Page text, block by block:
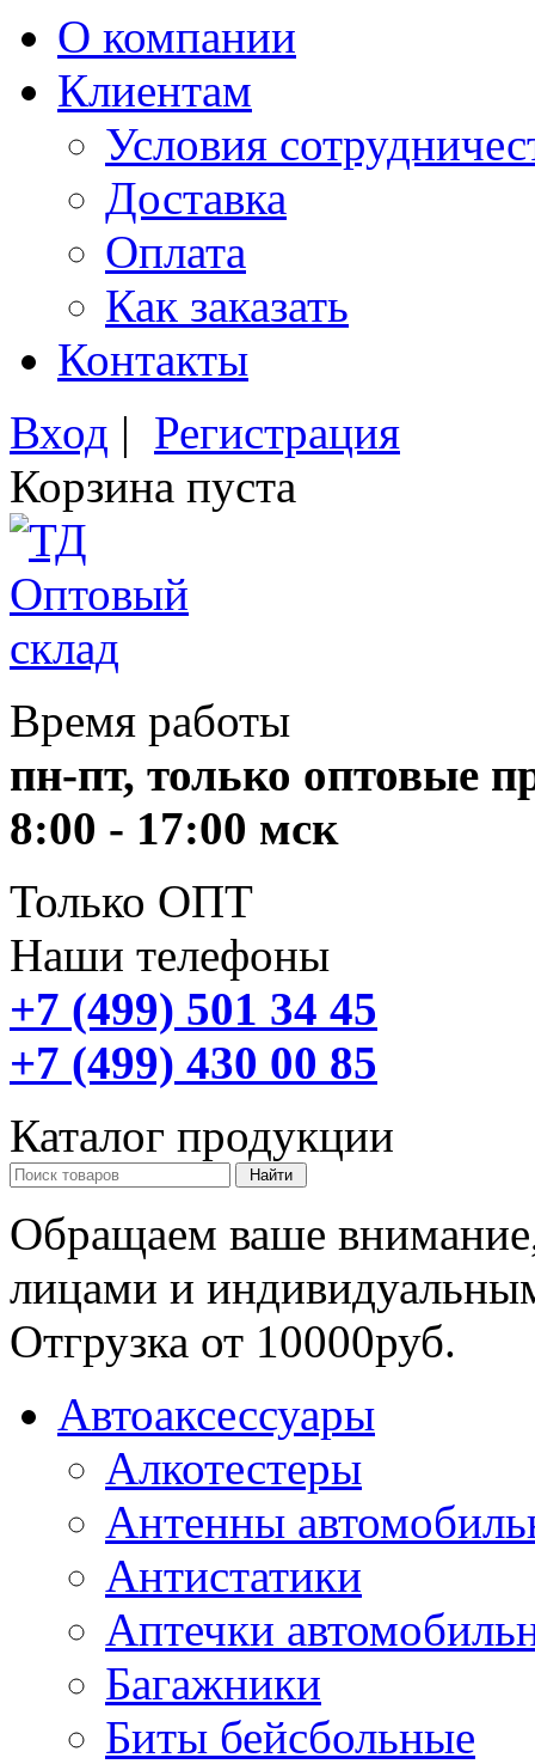
О компании
Клиентам
Условия
Доставка
Оплата
Как заказать
Контакты
Вход | Регистрация
Корзина пуста
Время работы
пн-пт, только оптовые
8:00 - 17:00 мск
Только ОПТ
Наши телефоны
+7 (499) 501 34 45
+7 (499) 430 00 85
Каталог продукции
Обращаем ваше
лицами и
Отгрузка от 10000руб.
Автоаксессуары
Алкотестеры
Антенны
Антистатики
Аптечки
Багажники
Биты бейсбольные